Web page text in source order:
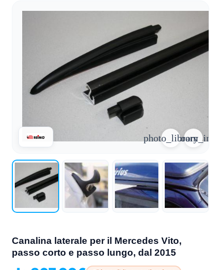
search
person favorite_border
Elenco dei desideri
shopping_cart
groupsChi
siamo
mailContattateci
FAQ
articlegli
zoom_in
photo_library
Canalina laterale per il Mercedes Vito,
passo corto e passo lungo, dal 2015